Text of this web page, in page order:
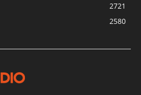
2721
2580